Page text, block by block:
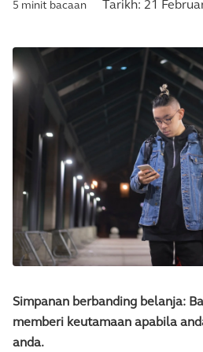
5 minit bacaan Tarikh: 21
Simpanan berbanding belanja:
memberi keutamaan apabila
anda.